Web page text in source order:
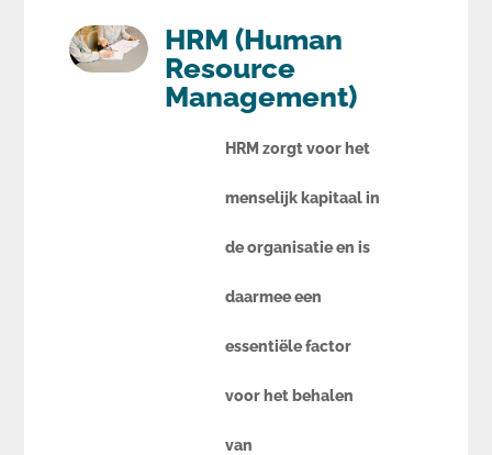
HRM (Human
Resource
Management)
HRM zorgt voor het
menselijk kapitaal in
de organisatie en is
daarmee een
essentiële factor
voor het behalen
van